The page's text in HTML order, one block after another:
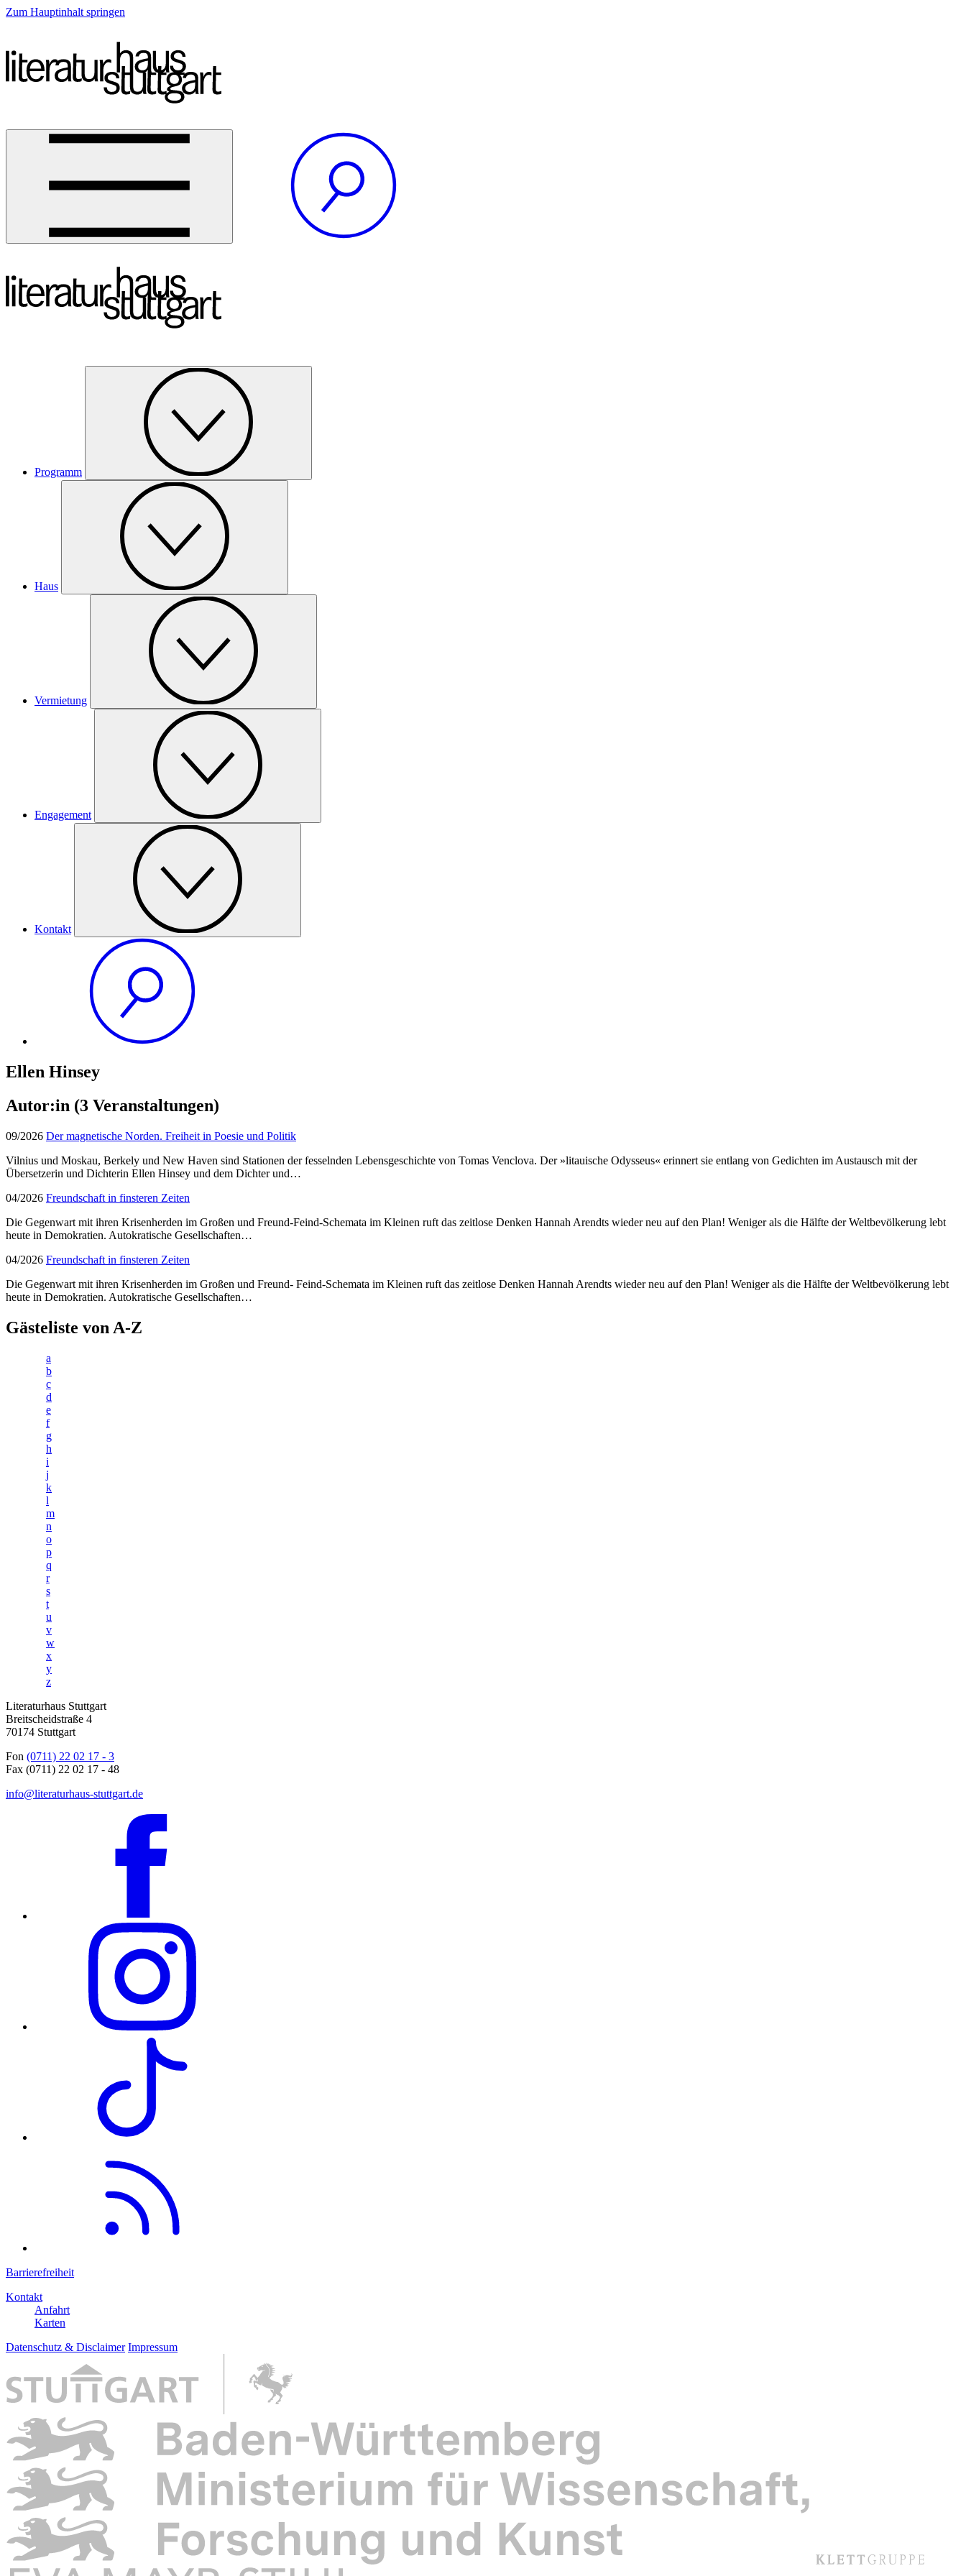
Zum Hauptinhalt springen
Programm
Haus
Vermietung
Engagement
Kontakt
Ellen Hinsey
Autor:in (3 Veranstaltungen)
09/2026 Der magnetische Norden. Freiheit in Poesie und Politik
Vilnius und Moskau, Berkely und New Haven sind Stationen der fesselnden Lebensgeschichte von Tomas Venclova. Der »litauische Odysseus« erinnert sie entlang von Gedichten im Austausch mit der
Übersetzerin und Dichterin Ellen Hinsey und dem Dichter und…
04/2026 Freundschaft in finsteren Zeiten
Die Gegenwart mit ihren Krisenherden im Großen und Freund-Feind-Schemata im Kleinen ruft das zeitlose Denken Hannah Arendts wieder neu auf den Plan! Weniger als die Hälfte der Weltbevölkerung lebt
heute in Demokratien. Autokratische Gesellschaften…
04/2026 Freundschaft in finsteren Zeiten
Die Gegenwart mit ihren Krisenherden im Großen und Freund- Feind-Schemata im Kleinen ruft das zeitlose Denken Hannah Arendts wieder neu auf den Plan! Weniger als die Hälfte der Weltbevölkerung lebt
heute in Demokratien. Autokratische Gesellschaften…
Gästeliste von A-Z
a
b
c
d
e
f
g
h
i
j
k
l
m
n
o
p
q
r
s
t
u
v
w
x
y
z
Literaturhaus Stuttgart
Breitscheidstraße 4
70174 Stuttgart
Fon (0711) 22 02 17 - 3
Fax (0711) 22 02 17 - 48
info@literaturhaus-stuttgart.de
Barrierefreiheit
Kontakt
Anfahrt
Karten
Datenschutz & Disclaimer Impressum